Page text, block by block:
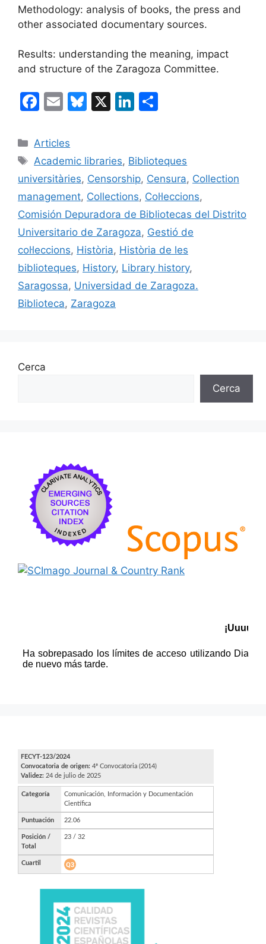
Methodology: analysis of books, the press and
other associated documentary sources.
Results: understanding the meaning, impact
and structure of the Zaragoza Committee.
F
c
e
b
o
o
k
E
ai
l
Bl
s
k
y
X
Li
e
dI
n
p
ar
te
ix
Categories
Articles
Etiquetes
Academic libraries, Biblioteques
universitàries, Censorship, Censura, Collection
management, Collections, Col·leccions,
Comisión Depuradora de Bibliotecas del Distrito
Universitario de Zaragoza, Gestió de
col·leccions, Història, Història de les
biblioteques, History, Library history,
Saragossa, Universidad de Zaragoza.
Biblioteca, Zaragoza
Cerca
Cerca